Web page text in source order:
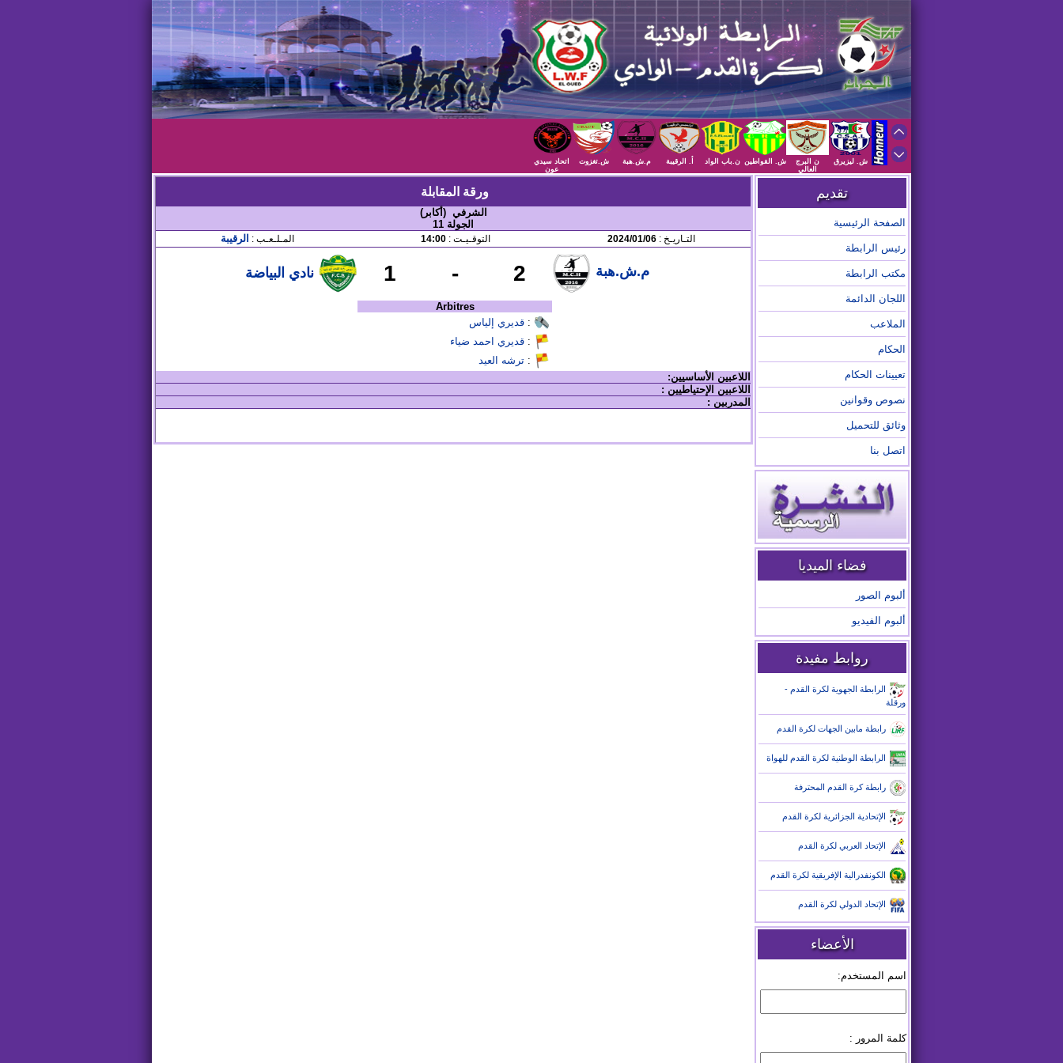
ش. ليزيرق
ن البرج
العالي
ش. القواطين ن.باب الواد أ. الرقيبة م.ش.هبة ش.تغزوت
اتحاد سيدي
عون
تقديم
الصفحة الرئيسية
رئيس الرابطة
مكتب الرابطة
اللجان الدائمة
الملاعب
الحكام
تعيينات الحكام
نصوص وقوانين
وثائق للتحميل
اتصل بنا
فضاء الميديا
ألبوم الصور
ألبوم الفيديو
روابط مفيدة
الرابطة الجهوية لكرة القدم -
ورقلة
رابطة مابين الجهات لكرة القدم
الرابطة الوطنية لكرة القدم للهواة
رابطة كرة القدم المحترفة
الإتحادية الجزائرية لكرة القدم
الإتحاد العربي لكرة القدم
الكونفدرالية الإفريقية لكرة القدم
الإتحاد الدولي لكرة القدم
الأعضاء
اسم المستخدم:
كلمة المرور :
ورقة المقابلة
الشرفي (أكابر)
الجولة 11
التـاريـخ : 2024/01/06 التوقـيـت : 14:00 المـلـعـب : الرقيبة
م.ش.هبة 2
-
1 نادي البياضة
Arbitres
: قديري إلياس
: قديري احمد ضياء
: ترشه العيد
اللاعبين الأساسيين:
اللاعبين الإحتياطيين :
المدربين :